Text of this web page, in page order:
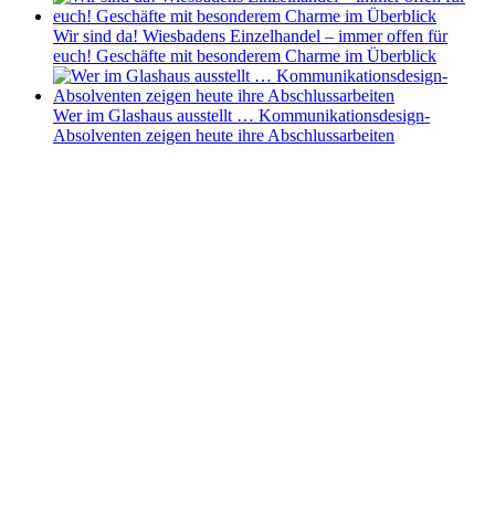
Wir sind da! Wiesbadens Einzelhandel – immer offen für
euch! Geschäfte mit besonderem Charme im Überblick
Wer im Glashaus ausstellt … Kommunikationsdesign-
Absolventen zeigen heute ihre Abschlussarbeiten